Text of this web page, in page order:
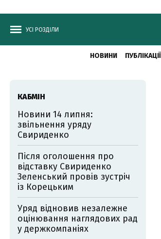
УСІ РОЗДІЛИ
НОВИНИ ПУБЛІКАЦІЇ
КАБМІН
Новини 14 липня:
звільнення уряду
Свириденко
Після оголошення про
відставку Свириденко
Зеленський провів зустріч
із Корецьким
Уряд відновив незалежне
оцінювання наглядових рад
у держкомпаніях